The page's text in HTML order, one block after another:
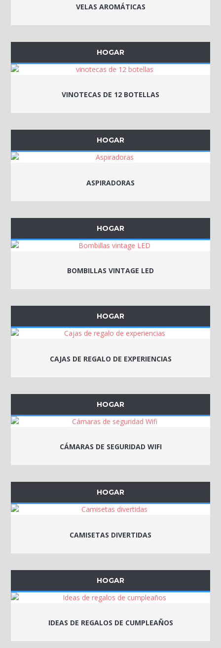
VELAS AROMÁTICAS
HOGAR
VINOTECAS DE 12 BOTELLAS
HOGAR
ASPIRADORAS
HOGAR
BOMBILLAS VINTAGE LED
HOGAR
CAJAS DE REGALO DE EXPERIENCIAS
HOGAR
CÁMARAS DE SEGURIDAD WIFI
HOGAR
CAMISETAS DIVERTIDAS
HOGAR
IDEAS DE REGALOS DE CUMPLEAÑOS